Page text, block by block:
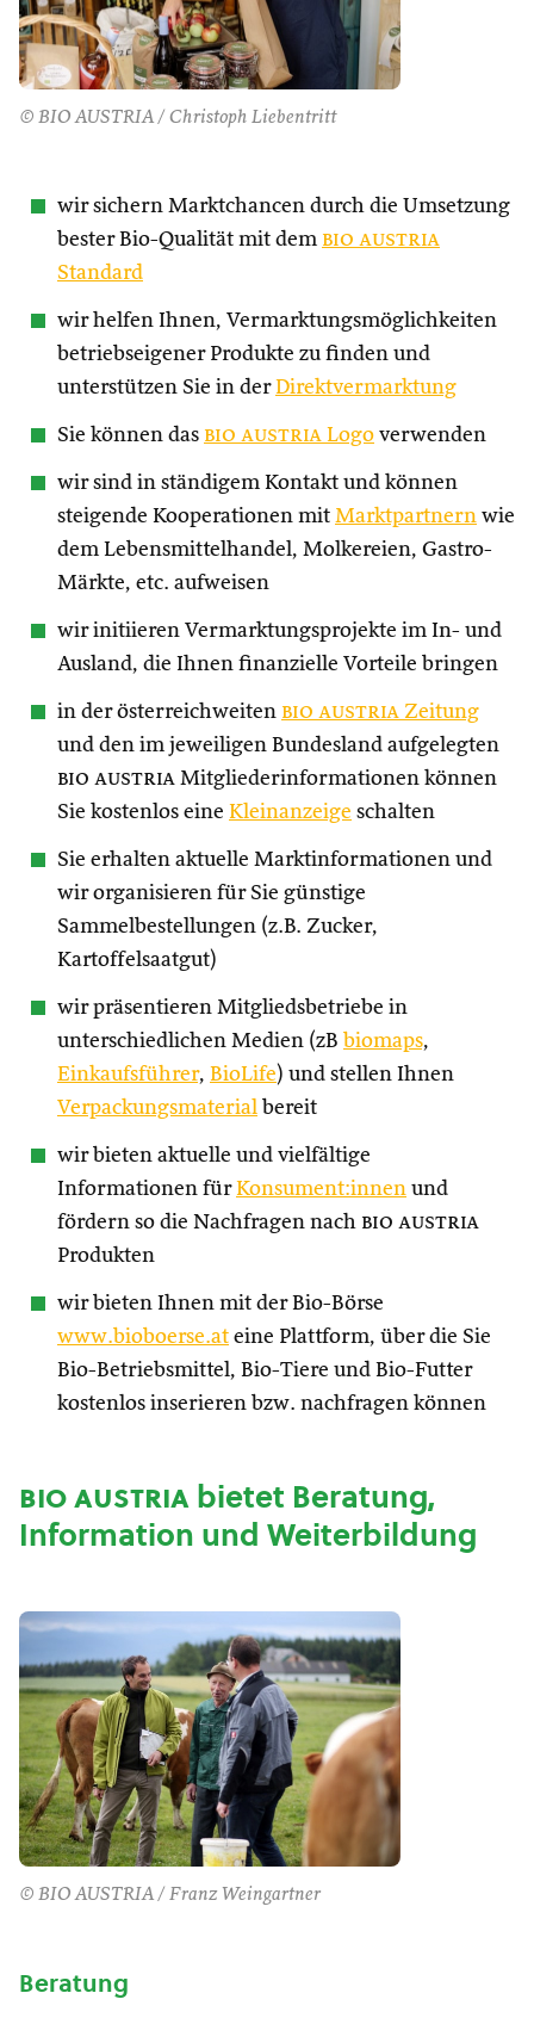
© BIO AUSTRIA / Christoph Liebentritt
wir sichern Marktchancen durch die Umsetzung
bester Bio-Qualität mit dem bio austria
Standard
wir helfen Ihnen, Vermarktungsmöglichkeiten
betriebseigener Produkte zu finden und
unterstützen Sie in derDirektvermarktung
Sie können das bio austria Logo verwenden
wir sind in ständigem Kontakt und können
steigende Kooperationen mit Marktpartnern wie
dem Lebensmittelhandel, Molkereien, Gastro-
Märkte, etc. aufweisen
wir initiieren Vermarktungsprojekte im In- und
Ausland, die Ihnen finanzielle Vorteile bringen
in der österreichweiten bio austria Zeitung
und den im jeweiligen Bundesland aufgelegten
bio austria Mitgliederinformationen können
Sie kostenlos eine Kleinanzeige schalten
Sie erhalten aktuelle Marktinformationen und
wir organisieren für Sie günstige
Sammelbestellungen (z.B. Zucker,
Kartoffelsaatgut)
wir präsentieren Mitgliedsbetriebe in
unterschiedlichen Medien (zB biomaps,
Einkaufsführer, BioLife) und stellen Ihnen
Verpackungsmaterial bereit
wir bieten aktuelle und vielfältige
Informationen fürKonsument:innen und
fördern so die Nachfragen nach bio austria
Produkten
wir bieten Ihnen mit der Bio-Börse
www.bioboerse.at eine Plattform, über die Sie
Bio-Betriebsmittel, Bio-Tiere und Bio-Futter
kostenlos inserieren bzw. nachfragen können
bio austriabietet Beratung,
Information und Weiterbildung
© BIO AUSTRIA / Franz Weingartner
Beratung